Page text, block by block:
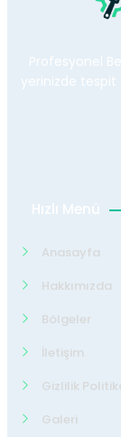
Profesyonel
yerinizde tespit
Hızlı Menü
Anasayfa
Hakkımızda
Bölgeler
İletişim
Gizlilik
Galeri